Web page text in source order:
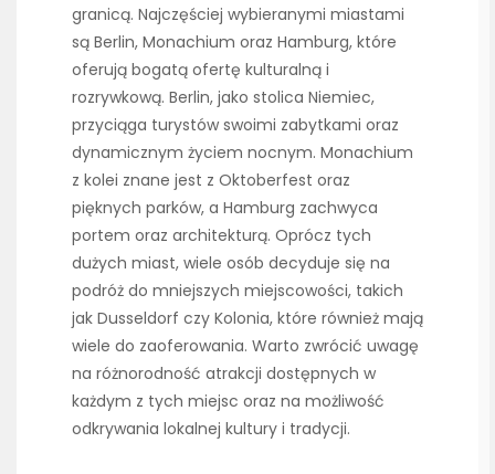
granicą. Najczęściej wybieranymi miastami
są Berlin, Monachium oraz Hamburg, które
oferują bogatą ofertę kulturalną i
rozrywkową. Berlin, jako stolica Niemiec,
przyciąga turystów swoimi zabytkami oraz
dynamicznym życiem nocnym. Monachium
z kolei znane jest z Oktoberfest oraz
pięknych parków, a Hamburg zachwyca
portem oraz architekturą. Oprócz tych
dużych miast, wiele osób decyduje się na
podróż do mniejszych miejscowości, takich
jak Dusseldorf czy Kolonia, które również mają
wiele do zaoferowania. Warto zwrócić uwagę
na różnorodność atrakcji dostępnych w
każdym z tych miejsc oraz na możliwość
odkrywania lokalnej kultury i tradycji.